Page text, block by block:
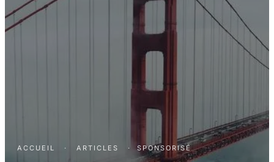
ACCUEIL · ARTICLES · SPONSORISÉ